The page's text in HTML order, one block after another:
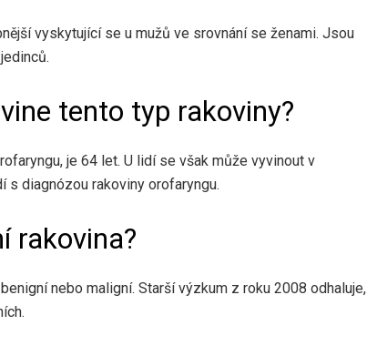
vyskytující se u mužů ve srovnání se ženami. Jsou
tento typ rakoviny?
je 64 let. U lidí se však může vyvinout v
s diagnózou rakoviny orofaryngu.
rakovina?
nebo maligní. Starší výzkum z roku 2008 odhaluje,